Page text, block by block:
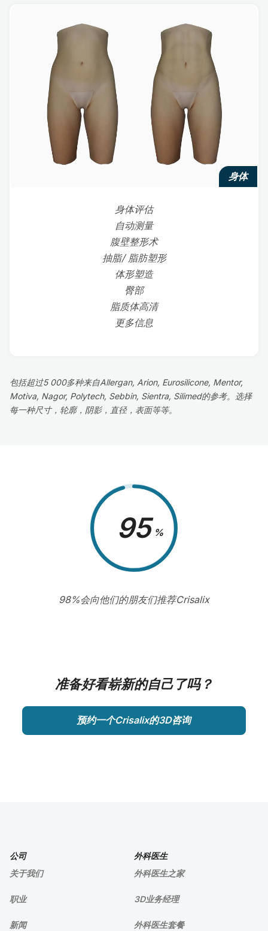
身体
身体评估
自动测量
腹壁整形术
抽脂/ 脂肪塑形
体形塑造
臀部
脂质体高清
更多信息
包括超过5 000多种来自Allergan, Arion, Eurosilicone, Mentor,
Motiva, Nagor, Polytech, Sebbin, Sientra, Silimed的参考。选择
每一种尺寸，轮廓，阴影，直径，表面等等。
98 %
98%会向他们的朋友们推荐Crisalix
准备好看崭新的自己了吗？
预约一个Crisalix的3D咨询
公司
关于我们
职业
新闻
外科医生
外科医生之家
3D业务经理
外科医生套餐